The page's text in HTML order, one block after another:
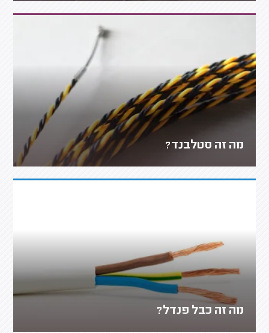
מה זה סטלבנד?
מה זה כבל פנדל?